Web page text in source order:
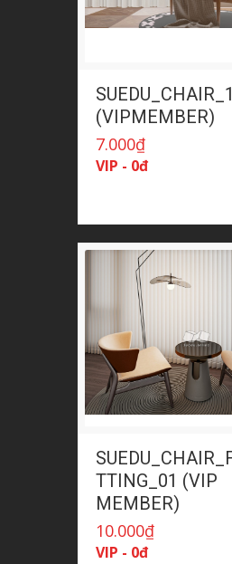
(VIPMEMBER)
7.000₫
VIP - 0đ
TTING_01 (VIP
MEMBER)
10.000₫
VIP - 0đ